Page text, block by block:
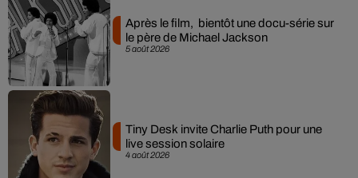
5 août 2026
Après le film, bientôt une docu-série sur
le père de Michael Jackson
4 août 2026
Tiny Desk invite Charlie Puth pour une
live session solaire